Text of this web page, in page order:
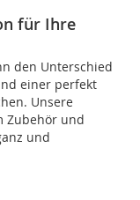
für Ihre
den Unterschied
einer perfekt
Unsere
Zubehör und
und